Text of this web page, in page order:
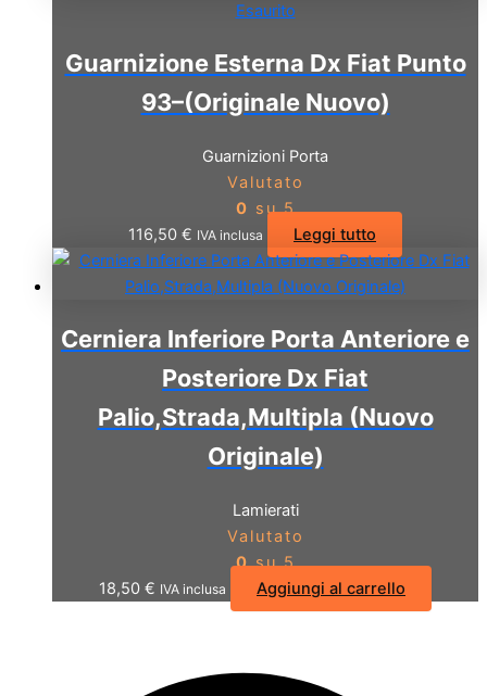
Esaurito
Guarnizione Esterna Dx Fiat Punto
93–(Originale Nuovo)
Guarnizioni Porta
Valutato
0 su 5
116,50 € IVA inclusa Leggi tutto
Cerniera Inferiore Porta Anteriore e
Posteriore Dx Fiat
Palio,Strada,Multipla (Nuovo
Originale)
Lamierati
Valutato
0su 5
18,50 € IVA inclusa Aggiungi al carrello